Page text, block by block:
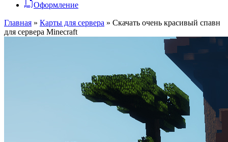
Оформление
Главная » Карты для сервера » Скачать очень красивый спавн
для сервера Minecraft